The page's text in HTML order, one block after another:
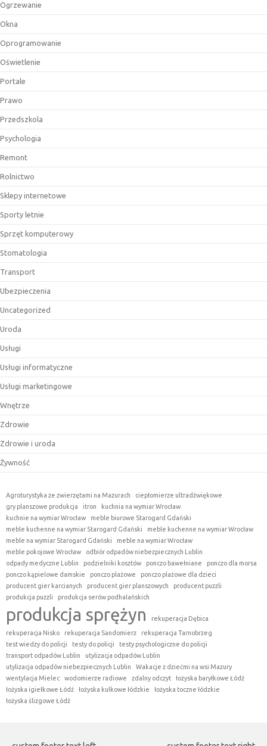
Ogrzewanie
Okna
Oprogramowanie
Oświetlenie
Portale
Prawo
Przedszkola
Psychologia
Remont
Rolnictwo
Sklepy internetowe
Sporty letnie
Sprzęt komputerowy
Stomatologia
Transport
Ubezpieczenia
Uncategorized
Uroda
Usługi
Usługi informatyczne
Usługi marketingowe
Wnętrze
Zdrowie
Zdrowie i uroda
Żywność
Agroturystyka ze zwierzętami na Mazurach
ciepłomierze ultradźwiękowe
gry planszowe produkcja
itron
kuchnia na wymiar Wrocław
kuchnie na wymiar Wrocław
meble biurowe Starogard Gdański
meble kuchenne na wymiar Starogard Gdański
meble kuchenne na wymiar Wrocław
meble na wymiar Starogard Gdański
meble na wymiar Wrocław
meble pokojowe Wrocław
odbiór odpadów niebezpiecznych Lublin
odpady medyczne Lublin
podzielniki kosztów ponczo bawełniane
ponczo dla morsa
ponczo kąpielowe damskie
ponczo plażowe
ponczo plażowe dla dzieci
producent gier karcianych
producent gier planszowych
producent puzzli
produkcja puzzli
produkcja serów podhalańskich
produkcja sprężyn
rekuperacja Dębica
rekuperacja Nisko
rekuperacja Sandomierz
rekuperacja Tarnobrzeg
test wiedzy do policji
testy do policji
testy psychologiczne do policji
transport odpadów Lublin
utylizacja odpadów Lublin
utylizacja odpadów niebezpiecznych Lublin
Wakacje z dziećmi na wsi Mazury
wentylacja Mielec
wodomierze radiowe zdalny odczyt
łożyska baryłkowe Łódź
łożyska igiełkowe Łódź
łożyska kulkowe łódzkie
łożyska toczne łódzkie
łożyska ślizgowe Łódź